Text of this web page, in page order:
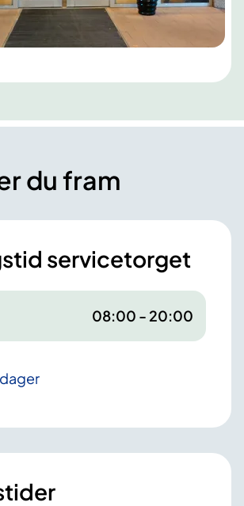
du fram
servicetorget
08:00 - 20:00